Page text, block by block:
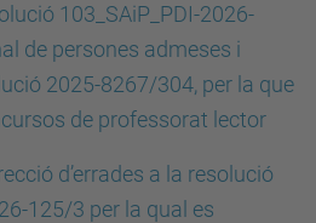
103_SAiP_PDI-2026-
de persones admeses i
2025-8267/304, per la que
de professorat lector
d’errades a la resolució
125/3 per la qual es